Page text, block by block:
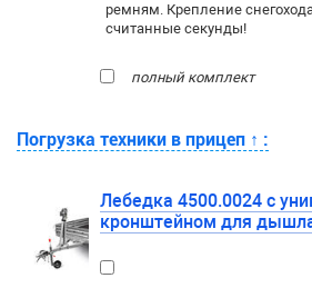
ремням. Крепление
считанные секунды!
полный комплект
Погрузка техники в прицеп ↑ :
Лебедка 4500.0024 с
кронштейном для